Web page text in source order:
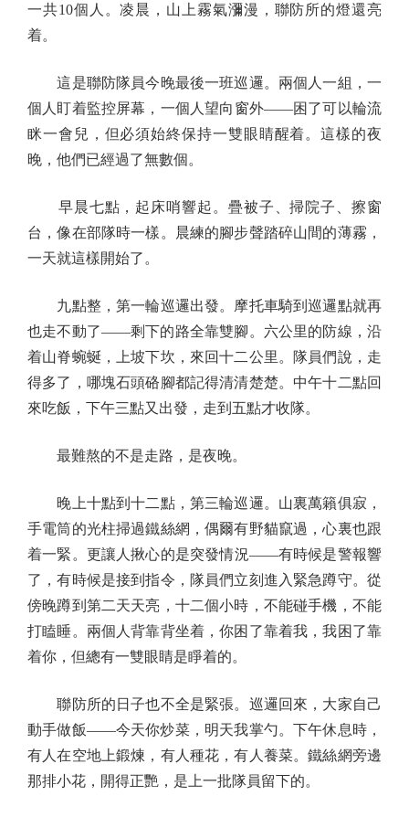
一共10個人。凌晨，山上霧氣瀰漫，聯防所的燈還亮
着。
這是聯防隊員今晚最後一班巡邏。兩個人一組，一
個人盯着監控屏幕，一個人望向窗外——困了可以輪流
眯一會兒，但必須始終保持一雙眼睛醒着。這樣的夜
晚，他們已經過了無數個。
早晨七點，起床哨響起。疊被子、掃院子、擦窗
台，像在部隊時一樣。晨練的腳步聲踏碎山間的薄霧，
一天就這樣開始了。
九點整，第一輪巡邏出發。摩托車騎到巡邏點就再
也走不動了——剩下的路全靠雙腳。六公里的防線，沿
着山脊蜿蜒，上坡下坎，來回十二公里。隊員們說，走
得多了，哪塊石頭硌腳都記得清清楚楚。中午十二點回
來吃飯，下午三點又出發，走到五點才收隊。
最難熬的不是走路，是夜晚。
晚上十點到十二點，第三輪巡邏。山裏萬籟俱寂，
手電筒的光柱掃過鐵絲網，偶爾有野貓竄過，心裏也跟
着一緊。更讓人揪心的是突發情況——有時候是警報響
了，有時候是接到指令，隊員們立刻進入緊急蹲守。從
傍晚蹲到第二天天亮，十二個小時，不能碰手機，不能
打瞌睡。兩個人背靠背坐着，你困了靠着我，我困了靠
着你，但總有一雙眼睛是睜着的。
聯防所的日子也不全是緊張。巡邏回來，大家自己
動手做飯——今天你炒菜，明天我掌勺。下午休息時，
有人在空地上鍛煉，有人種花，有人養菜。鐵絲網旁邊
那排小花，開得正艷，是上一批隊員留下的。